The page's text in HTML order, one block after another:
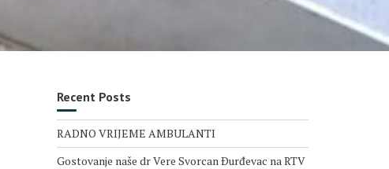
Recent Posts
RADNO VRIJEME AMBULANTI
Gostovanje naše dr Vere Svorcan Ðurđevac na RTV